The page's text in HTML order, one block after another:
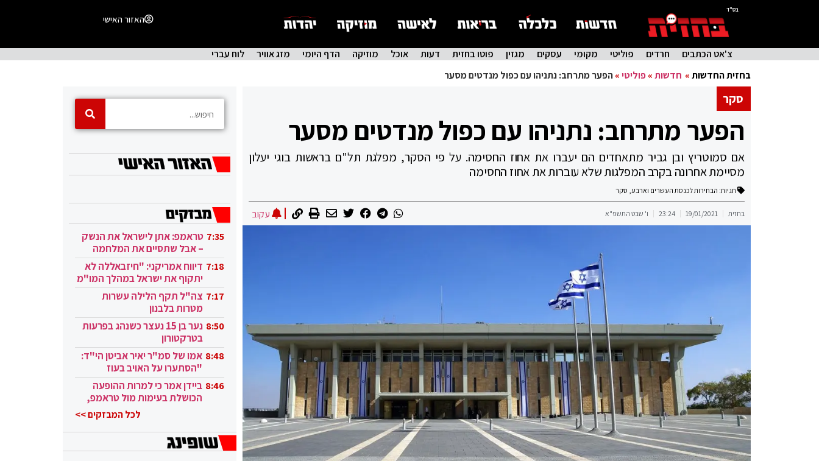
בס"ד
האזור האישי
צ'אט הכתבים חרדים פוליטי מקומי עסקים מגזין פוטו בחזית דעות אוכל מוזיקה הדף היומי מזג אוויר
לוח עברי
בחזית החדשות» חדשות»פוליטי»הפער מתרחב: נתניהו עם כפול מנדטים מסער
סקר
הפער מתרחב: נתניהו עם כפול מנדטים מסער
אם סמוטריץ ובן גביר מתאחדים הם יעברו את אחוז החסימה. על פי הסקר, מפלגת תל"ם בראשות בוגי יעלון
מסיימת אחרונה בקרב המפלגות שלא עוברות את אחוז החסימה
תגיות: הבחירות לכנסת העשרים וארבע, סקר
בחזית 19/01/2021
23:24 ו' שבט התשפ"א עקוב
7:35 טראמפ: אתן לישראל את הנשק
– אבל שתסיים את המלחמה
בעזה 7:18 דיווח אמריקני: "חיזבאללה לא
יתקוף את ישראל במהלך המו"מ
בקטאר" 7:17 צה"ל תקף הלילה עשרות
מטרות בלבנון
8:50
נער בן 15 נעצר כשנהג בפרעות
בטרקטורון
8:48 אמו של סמ"ר יאיר אביטן הי"ד:
"הסתערו על האויב בעוז
ובגבורה" 8:46 ביידן אמר כי למרות ההופעה
הכושלת בעימות מול טראמפ,
לכל המבזקים >>